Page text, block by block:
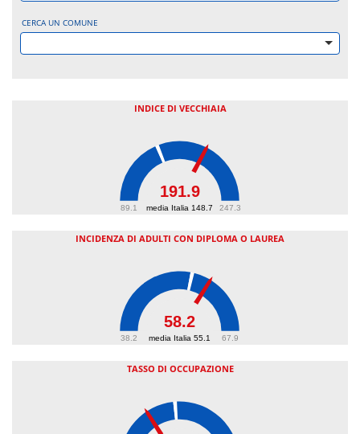
CERCA UN COMUNE
INDICE DI VECCHIAIA
media Italia 148.7
191.9
89.1 247.3
INCIDENZA DI ADULTI CON DIPLOMA O LAUREA
media Italia 55.1
58.2
38.2 67.9
TASSO DI OCCUPAZIONE